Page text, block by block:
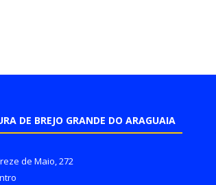
DE BREJO GRANDE DO ARAGUAIA
de Maio, 272